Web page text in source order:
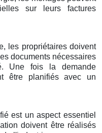
sur leurs factures
les propriétaires doivent
documents nécessaires
Une fois la demande
être planifiés avec un
est un aspect essentiel
doivent être réalisés